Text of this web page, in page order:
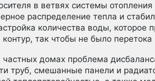
в ветвях системы
распределение тепла и
количества воды, которое
контур, так чтобы не было
частных домах проблема
труб, смешанные панели и